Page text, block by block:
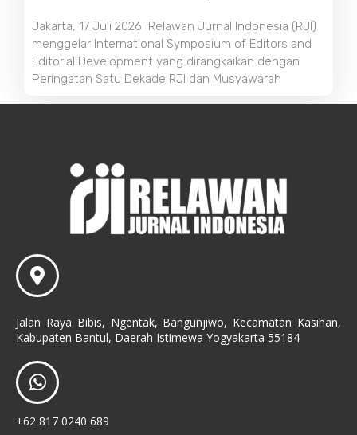
Jakarta, 17 Juli 2026 Relawan Jurnal Indonesia (RJI)
menggelar International Symposium of Editors and
Editorial Development yang dirangkaikan dengan
Peringatan Satu Dekade RJI dan Musyawarah
Jalan Raya Bibis, Ngentak, Bangunjiwo, Kecamatan Kasihan,
Kabupaten Bantul, Daerah Istimewa Yogyakarta 55184
+62 817 0240 689